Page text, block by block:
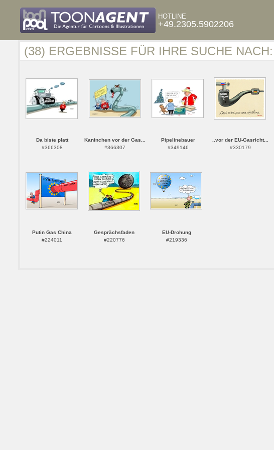
HOTLINE
+49.2305.5902206
(38) ERGEBNISSE FÜR IHRE SUCHE NACH:
Da biste platt
#366308
Kaninchen vor der Gas...
#366307
Pipelinebauer
#349146
..vor der EU-Gasricht...
#330179
Putin Gas China
#224011
Gesprächsfaden
#220776
EU-Drohung
#219336